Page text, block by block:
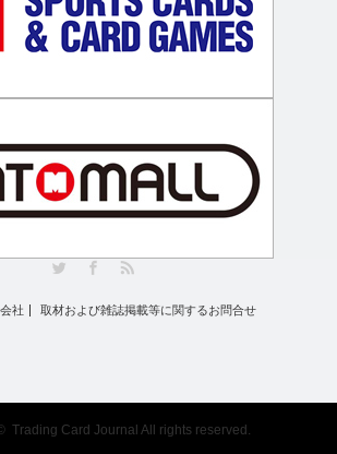
社 取材および雑誌掲載等に関するお問合せ
Trading Card Journal All rights reserved.